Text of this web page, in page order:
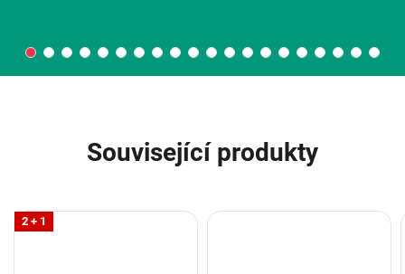
Související produkty
2 + 1